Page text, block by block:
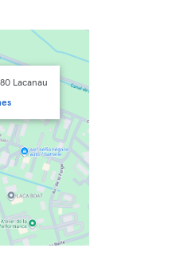
Lacanau